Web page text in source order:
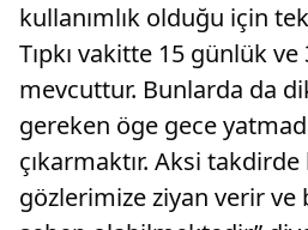
kullanımlık olduğu için
Tıpkı vakitte 15 günlük
mevcuttur. Bunlarda da
gereken öge gece
çıkarmaktır. Aksi takdirde
gözlerimize ziyan verir